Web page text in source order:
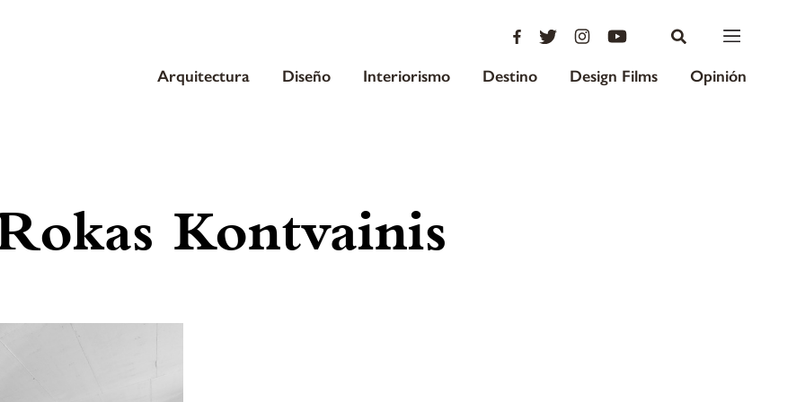
Arquitectura Diseño Interiorismo Destino Design Films Opinión
Kontvainis